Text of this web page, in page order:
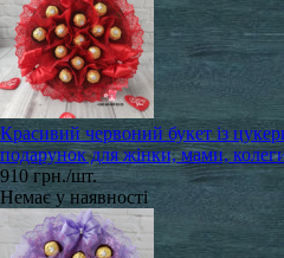
Красивий червоний букет із
подарунок для жінки, мами,
910 грн./шт.
Немає у наявності